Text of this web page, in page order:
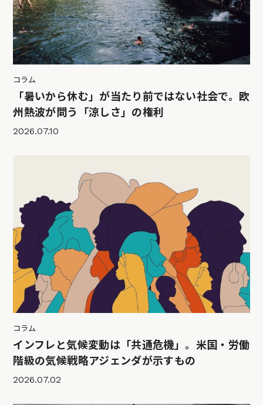
コラム
「暑いから休む」が当たり前ではない社会で。欧
州熱波が問う「涼しさ」の権利
2026.07.10
コラム
インフレと気候変動は「共通危機」。米国・労働
階級の気候戦略アジェンダが示すもの
2026.07.02